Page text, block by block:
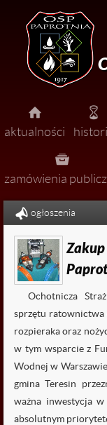

aktualności
 pożary
 miejscowe
 ćwiczenia
 zawody

 ogłoszenia
 fałszywe


zamówienia
ogłoszenia
Zakup
Ochotnicza
sprzętu ratownictwa
rozpieraka oraz
w tym wsparcie z
Wodnej w
gmina Teresin
ważna inwestycja
absolutnym